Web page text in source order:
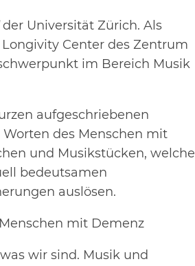
der Universität Zürich. Als
Center des Zentrum
im Bereich Musik
aufgeschriebenen
des Menschen mit
und Musikstücken, welche
bedeutsamen
auslösen.
mit Demenz
wir sind. Musik und